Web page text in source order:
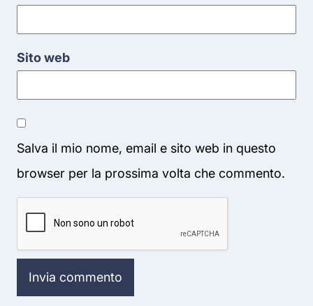
Sito web
Salva il mio nome, email e sito web in questo
browser per la prossima volta che commento.